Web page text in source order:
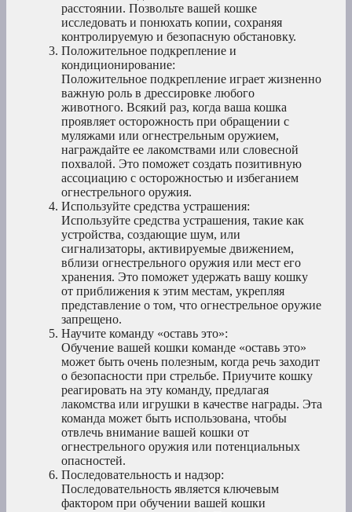
расстоянии. Позвольте вашей кошке
исследовать и понюхать копии, сохраняя
контролируемую и безопасную обстановку.
Положительное подкрепление и
кондиционирование:
Положительное подкрепление играет жизненно
важную роль в дрессировке любого
животного. Всякий раз, когда ваша кошка
проявляет осторожность при обращении с
муляжами или огнестрельным оружием,
награждайте ее лакомствами или словесной
похвалой. Это поможет создать позитивную
ассоциацию с осторожностью и избеганием
огнестрельного оружия.
Используйте средства устрашения:
Используйте средства устрашения, такие как
устройства, создающие шум, или
сигнализаторы, активируемые движением,
вблизи огнестрельного оружия или мест его
хранения. Это поможет удержать вашу кошку
от приближения к этим местам, укрепляя
представление о том, что огнестрельное оружие
запрещено.
Научите команду «оставь это»:
Обучение вашей кошки команде «оставь это»
может быть очень полезным, когда речь заходит
о безопасности при стрельбе. Приучите кошку
реагировать на эту команду, предлагая
лакомства или игрушки в качестве награды. Эта
команда может быть использована, чтобы
отвлечь внимание вашей кошки от
огнестрельного оружия или потенциальных
опасностей.
Последовательность и надзор:
Последовательность является ключевым
фактором при обучении вашей кошки